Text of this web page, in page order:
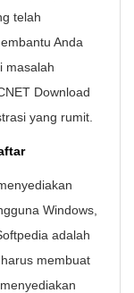
telah
Anda
masalah
Download
yang rumit.
Windows,
adalah
membuat